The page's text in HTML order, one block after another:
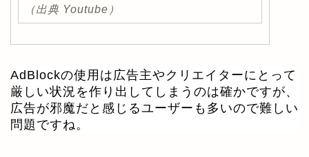
（出典 Youtube）
AdBlockの使用は広告主やクリエイターにとって
厳しい状況を作り出してしまうのは確かですが、
広告が邪魔だと感じるユーザーも多いので難しい
問題ですね。